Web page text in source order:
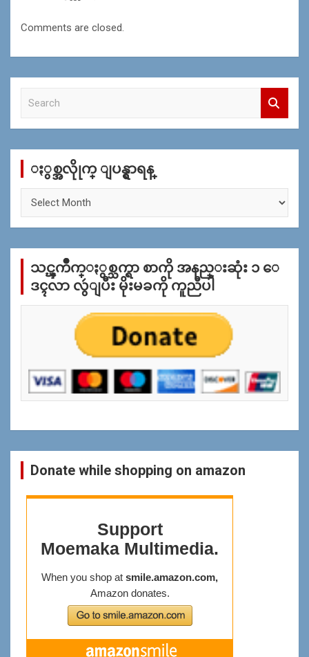
Comments are closed.
c
ႏွစ္အလိုုက္ ျပန္ရွာရန္
က္
န္
သင္ၾကိဳက္ႏွစ္သက္ရာ စာကို အနည္းဆုံး ၁ ေ
ဒၚလာ လွဴျပီး မိုးမခကို ကူညီပါ
Donate while shopping on amazon